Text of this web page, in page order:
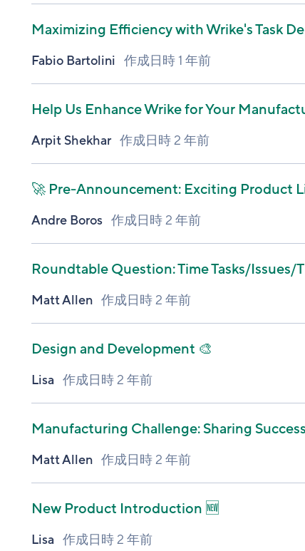
Maximizing Efficiency with Wrike's Task
Fabio Bartolini 作成日時1 年前
Help Us Enhance Wrike for Your
Arpit Shekhar 作成日時2 年前
🚀 Pre-Announcement: Exciting Product
Andre Boros 作成日時2 年前
Roundtable Question: Time Tasks/Issues/
Matt Allen 作成日時2 年前
Design and Development 🎨
Lisa 作成日時2 年前
Manufacturing Challenge: Sharing
Matt Allen 作成日時2 年前
New Product Introduction 🆕
Lisa 作成日時2 年前